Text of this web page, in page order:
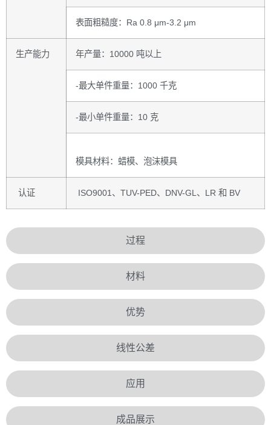
过程
材料
优势
线性公差
应用
成品展示
表面粗糙度：Ra 0.8 μm-3.2 μm
生产能力 年产量：10000 吨以上
-最大单件重量：1000 千克
-最小单件重量：10 克
模具材料：蜡模、泡沫模具
认证 ISO9001、TUV-PED、DNV-GL、LR 和 BV